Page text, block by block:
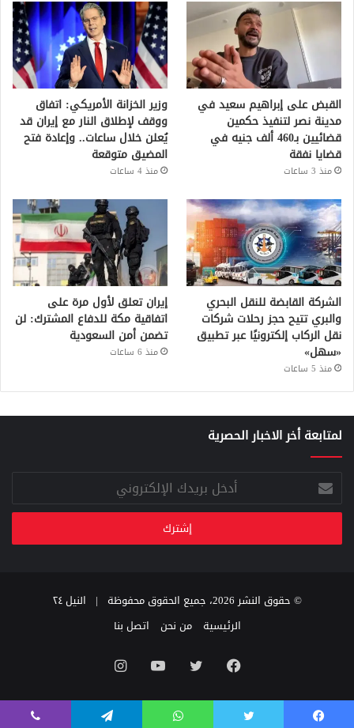
القبض على إبراهيم سعيد في
مدينة نصر لتنفيذ حكمين
قضائيين بـ460 ألف جنيه في
قضايا نفقة
منذ 3 ساعات
وزير الخزانة الأمريكي: اتفاق
ووقف لإطلاق النار مع إيران قد
يُعلن خلال ساعات.. وإعادة فتح
المضيق متوقعة
منذ 4 ساعات
الشركة القابضة للنقل البحري
والبري تتيح حجز رحلات شركات
نقل الركاب إلكترونيًا عبر تطبيق
«سهل»
منذ 5 ساعات
إيران تعلق لأول مرة على
اتفاقية مكة للدفاع المشترك: لن
تضمن أمن السعودية
منذ 6 ساعات
لمتابعة أخر الاخبار الحصرية
أدخل
بريدك
الإلكتروني
© حقوق النشر 2026، جميع الحقوق محفوظة |
النيل ٢٤
الرئيسية
من نحن اتصل بنا
فيسبوك تويتر يوتيوب